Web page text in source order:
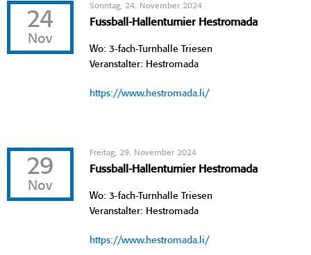
24
Nov
Sonntag, 24. November 2024
Fussball-Hallenturnier Hestromada
Wo: 3-fach-Turnhalle Triesen
Veranstalter: Hestromada
https://www.hestromada.li/
29
Nov
Freitag, 29. November 2024
Fussball-Hallenturnier Hestromada
Wo: 3-fach-Turnhalle Triesen
Veranstalter: Hestromada
https://www.hestromada.li/